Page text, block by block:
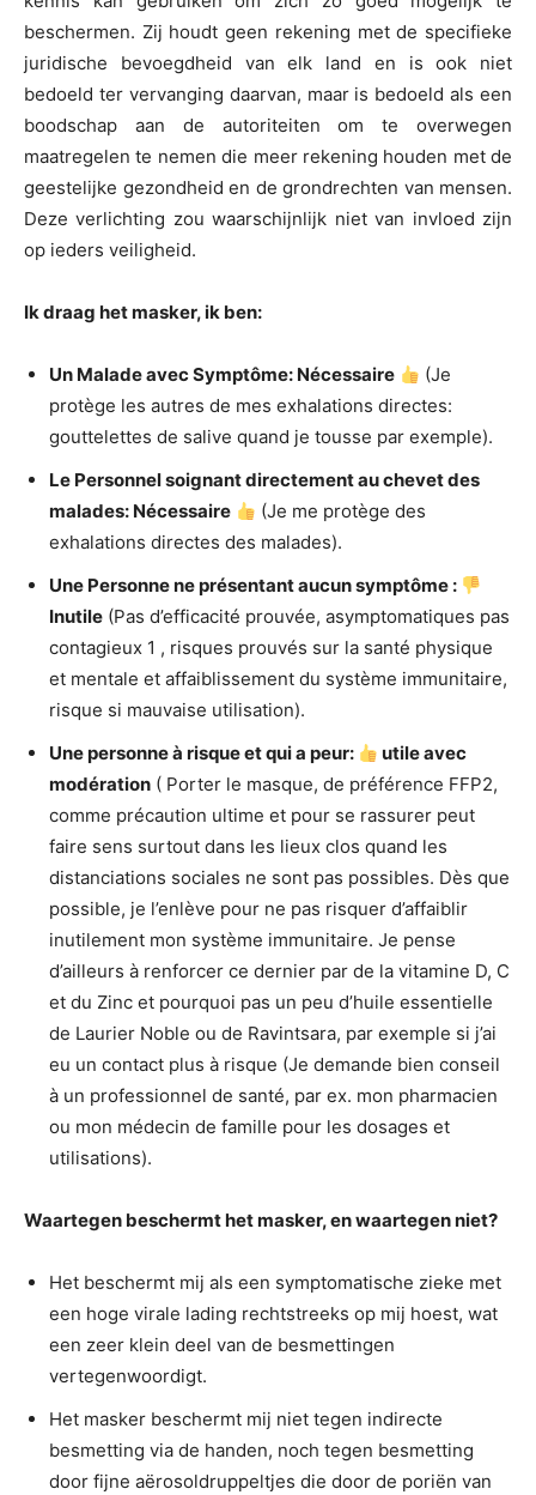
beschermen. Zij houdt geen rekening met de specifieke
juridische bevoegdheid van elk land en is ook niet
bedoeld ter vervanging daarvan, maar is bedoeld als een
boodschap aan de autoriteiten om te overwegen
maatregelen te nemen die meer rekening houden met de
geestelijke gezondheid en de grondrechten van mensen.
Deze verlichting zou waarschijnlijk niet van invloed zijn
op ieders veiligheid.
Ik draag het masker, ik ben:
Un Malade avec Symptôme: Nécessaire
(Je
protège les autres de mes exhalations directes:
gouttelettes de salive quand je tousse par exemple).
Le Personnel soignant directement au chevet des
malades: Nécessaire
(Je me protège des
exhalations directes des malades).
Une Personne ne présentant aucun symptôme :
Inutile (Pas d’efficacité prouvée, asymptomatiques pas
contagieux 1 , risques prouvés sur la santé physique
et mentale et affaiblissement du système immunitaire,
risque si mauvaise utilisation).
Une personne à risque et qui a peur:
utile avec
modération ( Porter le masque, de préférence FFP2,
comme précaution ultime et pour se rassurer peut
faire sens surtout dans les lieux clos quand les
distanciations sociales ne sont pas possibles. Dès que
possible, je l’enlève pour ne pas risquer d’affaiblir
inutilement mon système immunitaire. Je pense
d’ailleurs à renforcer ce dernier par de la vitamine D, C
et du Zinc et pourquoi pas un peu d’huile essentielle
de Laurier Noble ou de Ravintsara, par exemple si j’ai
eu un contact plus à risque (Je demande bien conseil
à un professionnel de santé, par ex. mon pharmacien
ou mon médecin de famille pour les dosages et
utilisations).
Waartegen beschermt het masker, en waartegen niet?
Het beschermt mij als een symptomatische zieke met
een hoge virale lading rechtstreeks op mij hoest, wat
een zeer klein deel van de besmettingen
vertegenwoordigt.
Het masker beschermt mij niet tegen indirecte
besmetting via de handen, noch tegen besmetting
door fijne aërosoldruppeltjes die door de poriën van